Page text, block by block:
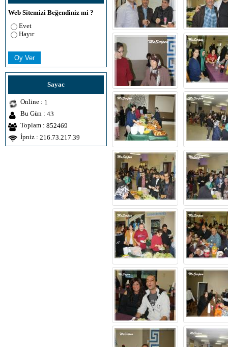
Web Sitemizi Beğendiniz mi ?
Evet
Hayır
Sayac
Online : 1
Bu Gün : 43
Toplam : 852469
İpniz : 216.73.217.39